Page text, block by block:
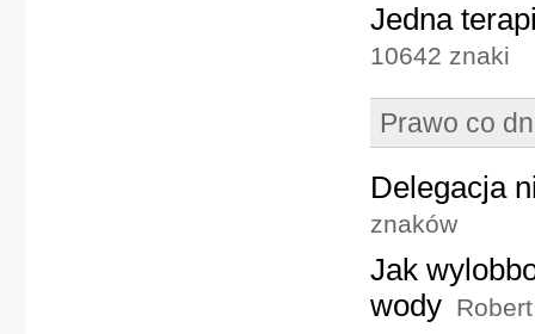
Jedna
10642 znaki
Prawo co
Delegacja
znaków
Jak
wody